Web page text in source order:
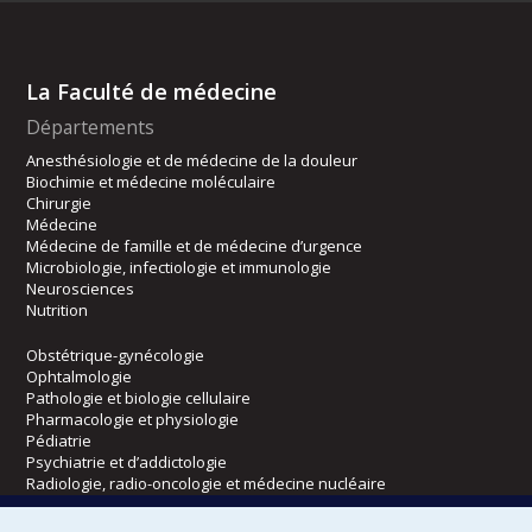
La Faculté de médecine
Départements
Anesthésiologie et de médecine de la douleur
Biochimie et médecine moléculaire
Chirurgie
Médecine
Médecine de famille et de médecine d’urgence
Microbiologie, infectiologie et immunologie
Neurosciences
Nutrition
Obstétrique-gynécologie
Ophtalmologie
Pathologie et biologie cellulaire
Pharmacologie et physiologie
Pédiatrie
Psychiatrie et d’addictologie
Radiologie, radio-oncologie et médecine nucléaire